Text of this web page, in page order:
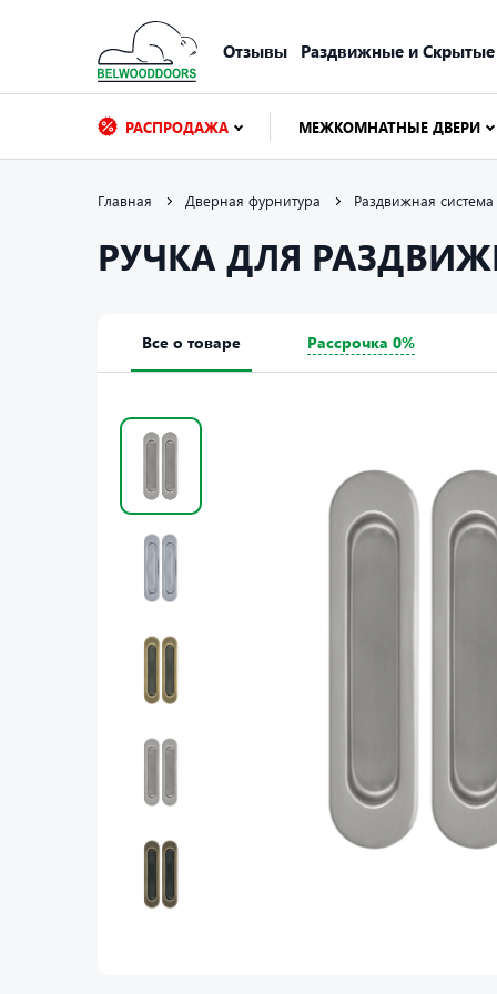
Отзывы Раздвижные и Скрытые
РАСПРОДАЖА МЕЖКОМНАТНЫЕ ДВЕРИ
Главная Дверная фурнитура Раздвижная система
РУЧКА ДЛЯ
Все о товаре Рассрочка 0%